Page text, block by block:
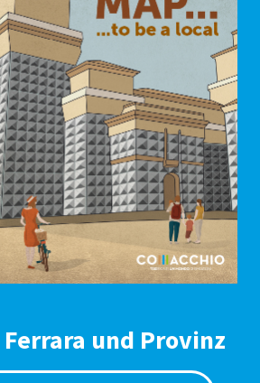
und Provinz